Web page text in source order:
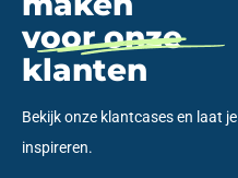
voor onze
klanten​
Bekijk onze klantcases en laat je
inspireren.